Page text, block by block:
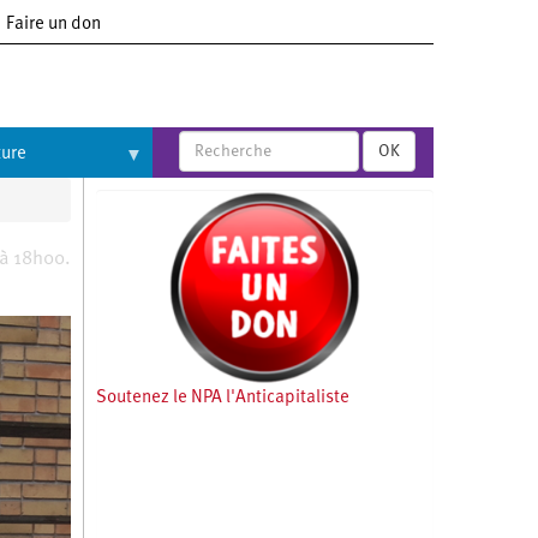
Faire un don
OK
18h00.
Soutenez le NPA l'Anticapitaliste